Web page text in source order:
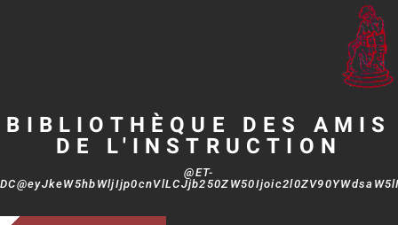
BIBLIOTHÈQUE DES AMIS
DE L'INSTRUCTION
@ET-